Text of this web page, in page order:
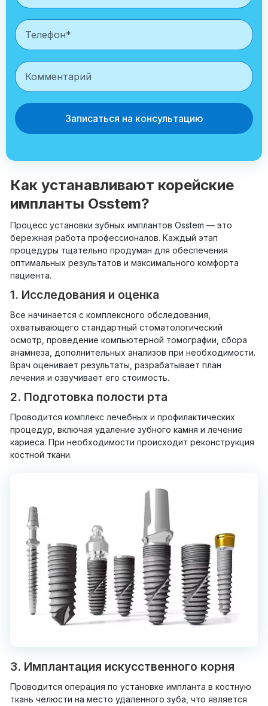
Записаться на консультацию
Как устанавливают корейские
импланты Osstem?
Процесс установки зубных имплантов Osstem — это
бережная работа профессионалов. Каждый этап
процедуры тщательно продуман для обеспечения
оптимальных результатов и максимального комфорта
пациента.
1. Исследования и оценка
Все начинается с комплексного обследования,
охватывающего стандартный стоматологический
осмотр, проведение компьютерной томографии, сбора
анамнеза, дополнительных анализов при необходимости.
Врач оценивает результаты, разрабатывает план
лечения и озвучивает его стоимость.
2. Подготовка полости рта
Проводится комплекс лечебных и профилактических
процедур, включая удаление зубного камня и лечение
кариеса. При необходимости происходит реконструкция
костной ткани.
3. Имплантация искусственного корня
Проводится операция по установке импланта в костную
ткань челюсти на место удаленного зуба, что является